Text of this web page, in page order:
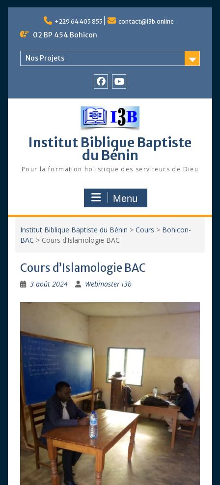
content
+229 64 405 855 contact@i3b.online
02 BP 454 Bohicon
Nos Projets
Youtube
Institut Biblique Baptiste
du Bénin
Pour la formation holistique des serviteurs de Dieu
Menu
Institut Biblique Baptiste du Bénin > Cours > Bohicon-
BAC > Cours d’Islamologie BAC
Cours d’Islamologie BAC
3 août 2024 Webmaster i3b